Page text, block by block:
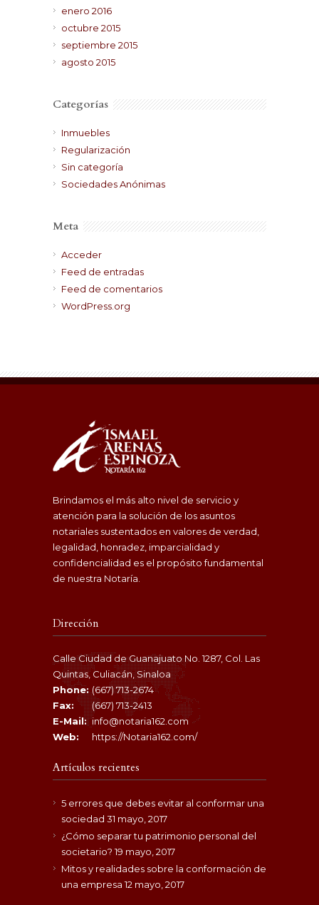
enero 2016
octubre 2015
septiembre 2015
agosto 2015
Categorías
Inmuebles
Regularización
Sin categoría
Sociedades Anónimas
Meta
Acceder
Feed de entradas
Feed de comentarios
WordPress.org
Brindamos el más alto nivel de servicio y
atención para la solución de los asuntos
notariales sustentados en valores de verdad,
legalidad, honradez, imparcialidad y
confidencialidad es el propósito fundamental
de nuestra Notaría.
Dirección
Calle Ciudad de Guanajuato No. 1287, Col. Las
Quintas, Culiacán, Sinaloa
Phone: (667) 713-2674
Fax:
(667) 713-2413
E-Mail: info@notaria162.com
Web:
https://Notaria162.com/
Artículos recientes
5 errores que debes evitar al conformar una
sociedad 31 mayo, 2017
¿Cómo separar tu patrimonio personal del
societario? 19 mayo, 2017
Mitos y realidades sobre la conformación de
una empresa 12 mayo, 2017